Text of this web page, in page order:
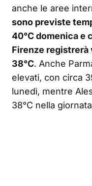
anche le aree
sono previste
40°C domenica e
Firenze
38°C. Anche
elevati, con circa
lunedì, mentre
38°C nella